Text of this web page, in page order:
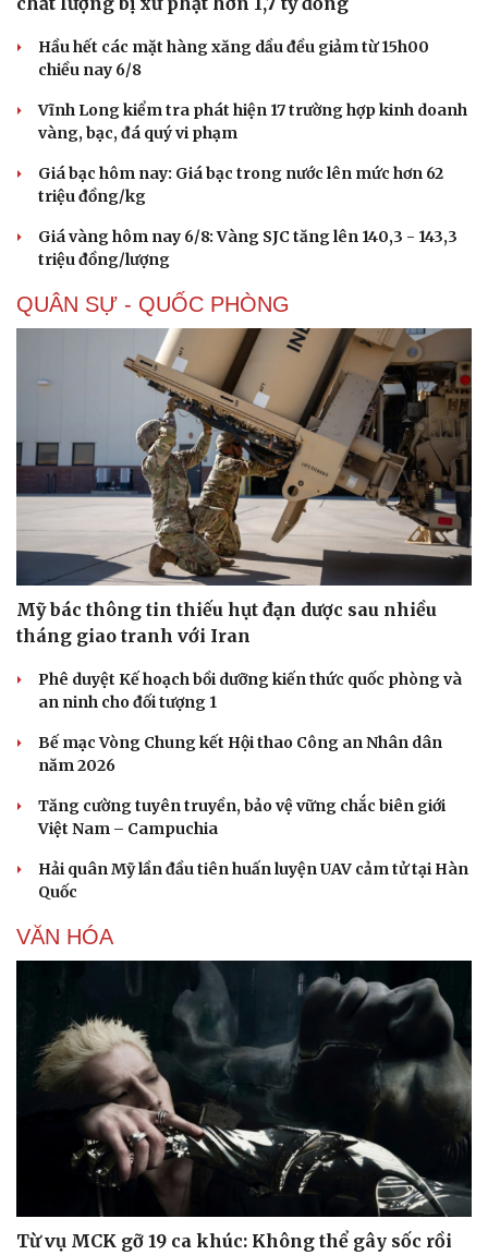
Dinh dưỡng - món ngon
Nhi khoa
Nam khoa
Làm đẹp - giảm cân
Phòng mạch online
Ăn sạch sống khỏe
Đời sống
Nhà đẹp
Blog
Tình yêu - Gia đình
Hầu hết các mặt hàng xăng dầu đều giảm từ 15h00
chiều nay 6/8
Vĩnh Long kiểm tra phát hiện 17 trường hợp kinh doanh
vàng, bạc, đá quý vi phạm
Giá bạc hôm nay: Giá bạc trong nước lên mức hơn 62
triệu đồng/kg
Giá vàng hôm nay 6/8: Vàng SJC tăng lên 140,3 - 143,3
triệu đồng/lượng
QUÂN SỰ - QUỐC PHÒNG
Mỹ bác thông tin thiếu hụt đạn dược sau nhiều
tháng giao tranh với Iran
Phê duyệt Kế hoạch bồi dưỡng kiến thức quốc phòng và
an ninh cho đối tượng 1
Bế mạc Vòng Chung kết Hội thao Công an Nhân dân
năm 2026
Tăng cường tuyên truyền, bảo vệ vững chắc biên giới
Việt Nam – Campuchia
Hải quân Mỹ lần đầu tiên huấn luyện UAV cảm tử tại Hàn
Quốc
VĂN HÓA
Từ vụ MCK gỡ 19 ca khúc: Không thể gây sốc rồi